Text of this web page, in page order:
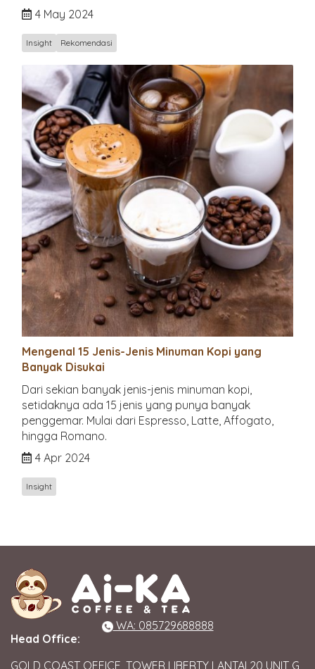
4 May 2024
Insight Rekomendasi
Mengenal 15 Jenis-Jenis Minuman Kopi yang
Banyak Disukai
Dari sekian banyak jenis-jenis minuman kopi,
setidaknya ada 15 jenis yang punya banyak
penggemar. Mulai dari Espresso, Latte, Affogato,
hingga Romano.
4 Apr 2024
Insight
WA: 085729688888
Head Office:
GOLD COAST OFFICE, TOWER LIBERTY LANTAI 20 UNIT G,